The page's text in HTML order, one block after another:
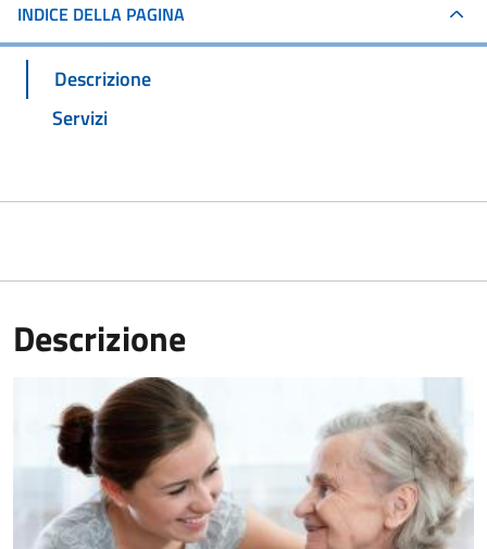
INDICE DELLA PAGINA
Descrizione
Servizi
Descrizione